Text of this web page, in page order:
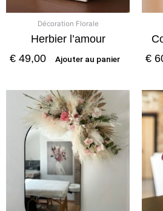
Décoration Florale
Herbier l’amour
€ 49,00 Ajouter au panier
€